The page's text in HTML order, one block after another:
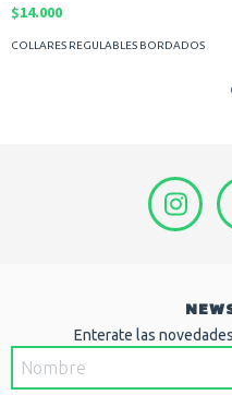
$14.000
COLLARES REGULABLES BORDADOS
Enterate las